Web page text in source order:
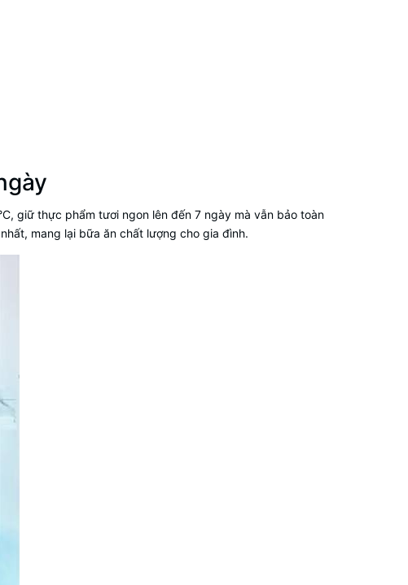
giữ thực phẩm tươi ngon lên đến 7 ngày mà vẫn bảo toàn
mang lại bữa ăn chất lượng cho gia đình.